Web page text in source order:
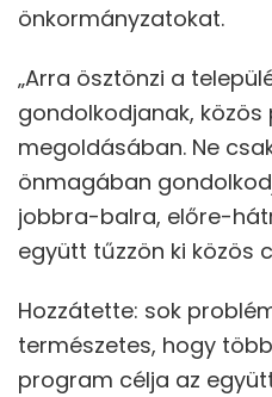
önkormányzatokat.
„Arra ösztönzi a
gondolkodjanak,
megoldásában. Ne
önmagában
jobbra-balra, előre-
együtt tűzzön ki közös
Hozzátette: sok
természetes, hogy
program célja az